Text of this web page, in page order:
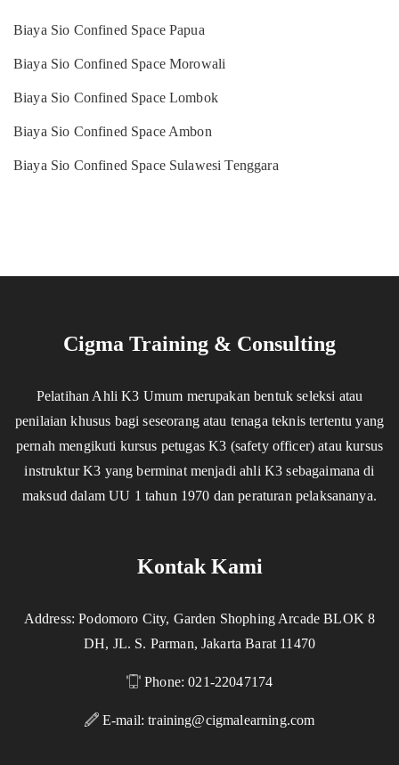
Biaya Sio Confined Space Papua
Biaya Sio Confined Space Morowali
Biaya Sio Confined Space Lombok
Biaya Sio Confined Space Ambon
Biaya Sio Confined Space Sulawesi Tenggara
Cigma Training & Consulting
Pelatihan Ahli K3 Umum merupakan bentuk seleksi atau
penilaian khusus bagi seseorang atau tenaga teknis tertentu yang
pernah mengikuti kursus petugas K3 (safety officer) atau kursus
instruktur K3 yang berminat menjadi ahli K3 sebagaimana di
maksud dalam UU 1 tahun 1970 dan peraturan pelaksananya.
Kontak Kami
Address: Podomoro City, Garden Shophing Arcade BLOK 8
DH, JL. S. Parman, Jakarta Barat 11470
Phone: 021-22047174
E-mail:training@cigmalearning.com